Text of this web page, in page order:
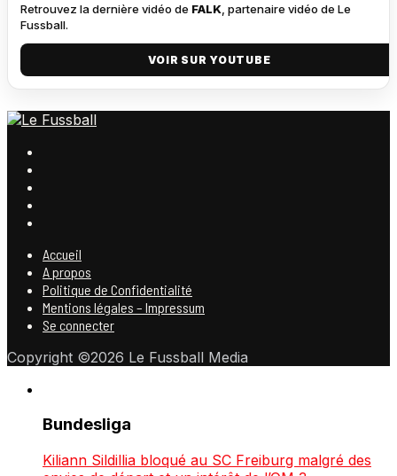
Retrouvez la dernière vidéo de FALK , partenaire vidéo de Le
Fussball.
VOIR SUR YOUTUBE
Accueil
A propos
Politique de Confidentialité
Mentions légales – Impressum
Se connecter
Copyright ©2026 Le Fussball Media
Bundesliga
Kiliann Sildillia bloqué au SC Freiburg malgré des